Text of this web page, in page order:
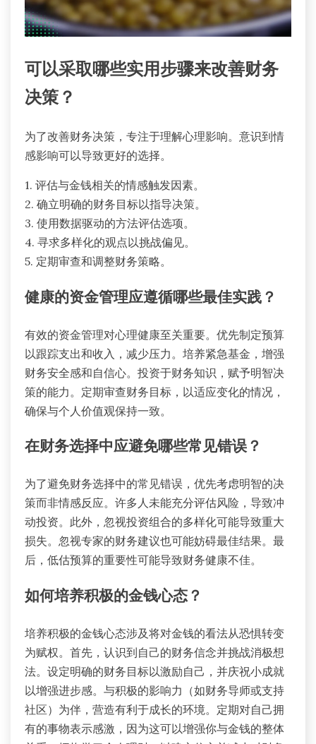
可以采取哪些实用步骤来改善财务
决策？
为了改善财务决策，专注于理解心理影响。意识到情
感影响可以导致更好的选择。
1. 评估与金钱相关的情感触发因素。
2. 确立明确的财务目标以指导决策。
3. 使用数据驱动的方法评估选项。
4. 寻求多样化的观点以挑战偏见。
5. 定期审查和调整财务策略。
健康的资金管理应遵循哪些最佳实践？
有效的资金管理对心理健康至关重要。优先制定预算
以跟踪支出和收入，减少压力。培养紧急基金，增强
财务安全感和自信心。投资于财务知识，赋予明智决
策的能力。定期审查财务目标，以适应变化的情况，
确保与个人价值观保持一致。
在财务选择中应避免哪些常见错误？
为了避免财务选择中的常见错误，优先考虑明智的决
策而非情感反应。许多人未能充分评估风险，导致冲
动投资。此外，忽视投资组合的多样化可能导致重大
损失。忽视专家的财务建议也可能妨碍最佳结果。最
后，低估预算的重要性可能导致财务健康不佳。
如何培养积极的金钱心态？
培养积极的金钱心态涉及将对金钱的看法从恐惧转变
为赋权。首先，认识到自己的财务信念并挑战消极想
法。设定明确的财务目标以激励自己，并庆祝小成就
以增强进步感。与积极的影响力（如财务导师或支持
社区）为伴，营造有利于成长的环境。定期对自己拥
有的事物表示感激，因为这可以增强你与金钱的整体